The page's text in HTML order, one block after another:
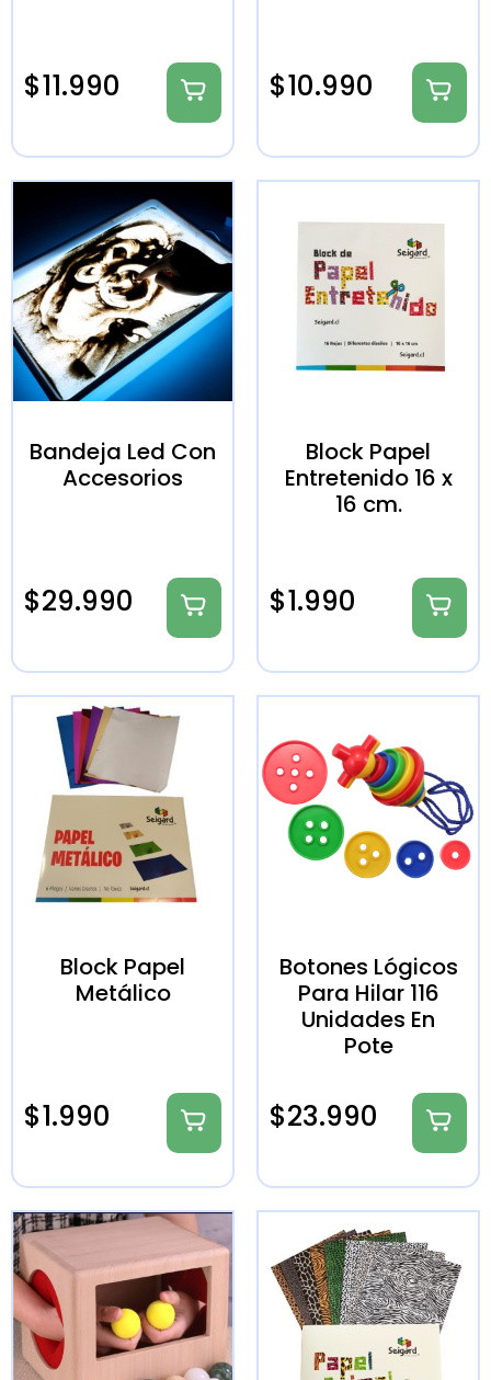
$11.990 $10.990
Bandeja Led Con
Accesorios
$29.990
Block Papel
Entretenido 16 x
16 cm.
$1.990
Block Papel
Metálico
$1.990
Botones Lógicos
Para Hilar 116
Unidades En
Pote
$23.990